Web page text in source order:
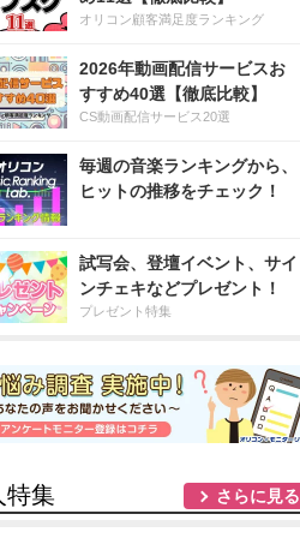
オリコン顧客満足度ランキング
2026年動画配信サービスお
すすめ40選【徹底比較】
CS動画配信サービス20選
毎週の音楽ランキングから、
ヒットの推移をチェック！
試写会、登壇イベント、サイ
ンチェキなどプレゼント！
プレゼント特集
特集 さらに見る